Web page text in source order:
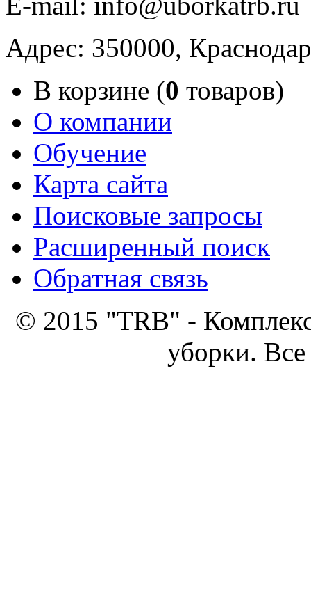
Адрес: 350000,
В корзине (0 товаров)
О компании
Обучение
Карта сайта
Поисковые запросы
Расширенный поиск
Обратная связь
© 2015 "TRB" -
уборки.